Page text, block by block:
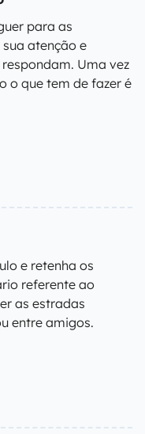
para as
atenção e
Uma vez
o que tem de fazer é
e retenha os
referente ao
as estradas
entre amigos.